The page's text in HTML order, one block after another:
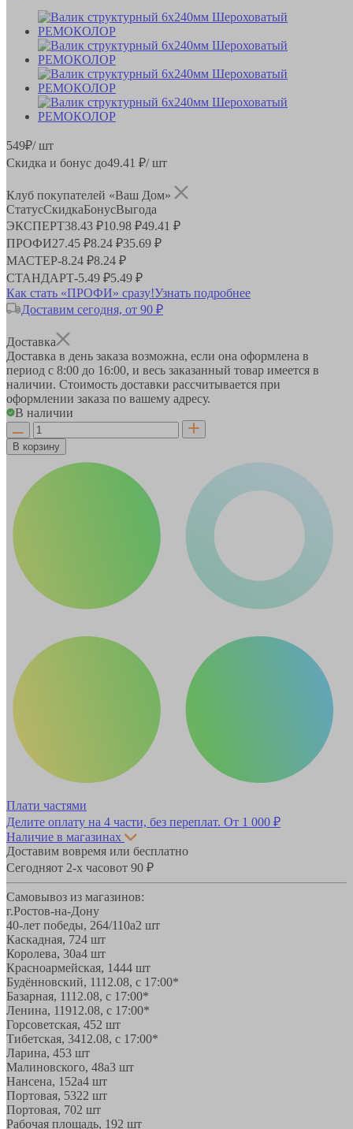
549₽/ шт
Скидка и бонус до49.41 ₽/ шт
Клуб покупателей «Ваш Дом»
СтатусСкидкаБонусВыгода
ЭКСПЕРТ38.43 ₽10.98 ₽49.41 ₽
ПРОФИ27.45 ₽8.24 ₽35.69 ₽
МАСТЕР-8.24 ₽8.24 ₽
СТАНДАРТ-5.49 ₽5.49 ₽
Как стать «ПРОФИ» сразу!Узнать подробнее
Доставим сегодня, от 90 ₽
Доставка
Доставка в день заказа возможна, если она оформлена в
период с 8:00 до 16:00, и весь заказанный товар имеется в
наличии. Стоимость доставки рассчитывается при
оформлении заказа по вашему адресу.
В наличии
В корзину
Плати частями
Делите оплату на 4 части, без переплат. От 1 000 ₽
Наличие в магазинах
Доставим вовремя или бесплатно
Сегодняот 2-х часовот 90 ₽
Самовывоз из магазинов:
г.Ростов-на-Дону
40-лет победы, 264/110а2 шт
Каскадная, 724 шт
Королева, 30а4 шт
Красноармейская, 1444 шт
Будённовский, 1112.08, с 17:00*
Базарная, 1112.08, с 17:00*
Ленина, 11912.08, с 17:00*
Горсоветская, 452 шт
Тибетская, 3412.08, с 17:00*
Ларина, 453 шт
Малиновского, 48а3 шт
Нансена, 152а4 шт
Портовая, 5322 шт
Портовая, 702 шт
Рабочая площадь, 192 шт